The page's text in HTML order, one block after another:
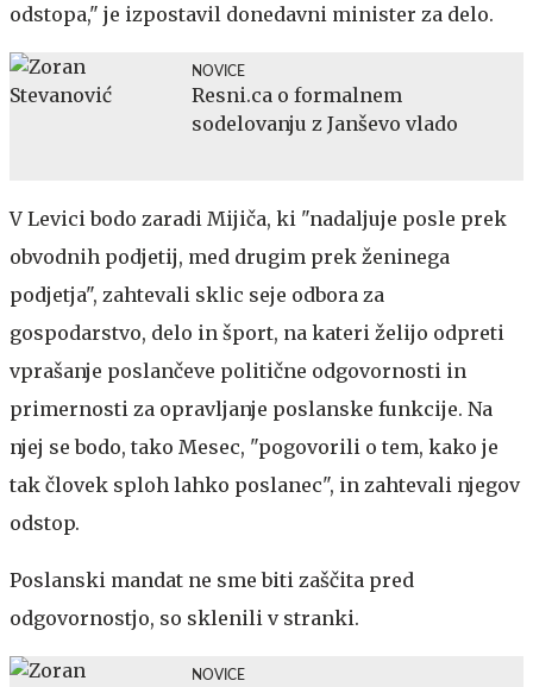
odstopa," je izpostavil donedavni minister za delo.
NOVICE
Resni.ca o formalnem
sodelovanju z Janševo vlado
V Levici bodo zaradi Mijiča, ki "nadaljuje posle prek
obvodnih podjetij, med drugim prek ženinega
podjetja", zahtevali sklic seje odbora za
gospodarstvo, delo in šport, na kateri želijo odpreti
vprašanje poslančeve politične odgovornosti in
primernosti za opravljanje poslanske funkcije. Na
njej se bodo, tako Mesec, "pogovorili o tem, kako je
tak človek sploh lahko poslanec", in zahtevali njegov
odstop.
Poslanski mandat ne sme biti zaščita pred
odgovornostjo, so sklenili v stranki.
NOVICE